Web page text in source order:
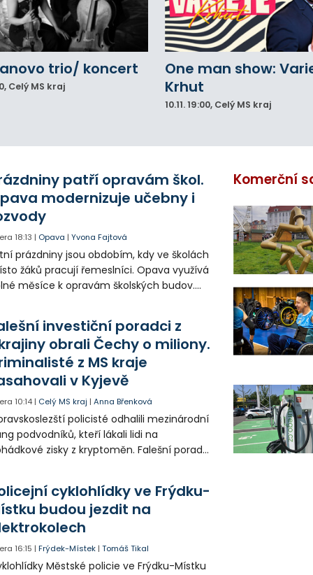
trio/ koncert
, Celý MS kraj
One man show:
Krhut
10.11.19:00, Celý MS kraj
patří opravám škol.
modernizuje učebny i
18:13 | Opava |Yvona Fajtová
prázdniny jsou obdobím, kdy ve školách
žáků pracují řemeslníci. Opava využívá
měsíce k opravám školských budov.
investiční poradci z
obrali Čechy o miliony.
z MS kraje
v Kyjevě
10:14 | Celý MS kraj |Anna Břenková
policisté odhalili mezinárodní
podvodníků, kteří lákali lidi na
zisky z kryptoměn. Falešní poradci
až stovky milionů korun. Na padesátce
prohlídek v Kyjevě se podíleli i
vyšetřovatelé.
cyklohlídky ve Frýdku-
budou jezdit na
16:15 |Frýdek-Místek |Tomáš Tikal
Městské policie ve Frýdku-Místku
Komerční